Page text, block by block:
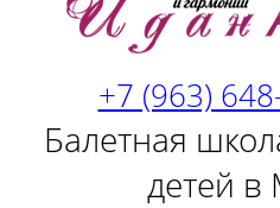
+7 (963)
Балетная
детей в